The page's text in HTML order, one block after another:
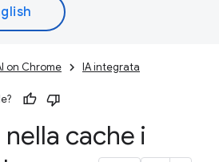
on Chrome IA integrata
cache i